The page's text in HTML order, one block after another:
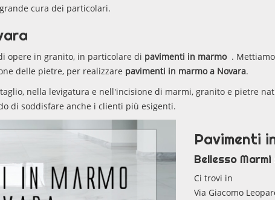
cura dei particolari.
opere in granito, in particolare di pavimenti in marmo .
delle pietre, per realizzare pavimenti in marmo a Novara.
nella levigatura e nell'incisione di marmi, granito e pietre
di soddisfare anche i clienti più esigenti.
Pavimenti
Bellesso Marmi
Ci trovi in
Via Giacomo